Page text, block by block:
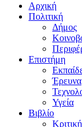
Αρχική
Πολιτική
Δήμος
Επιστήμη
Έρευνα
Υγεία
Βιβλίο
Κριτική